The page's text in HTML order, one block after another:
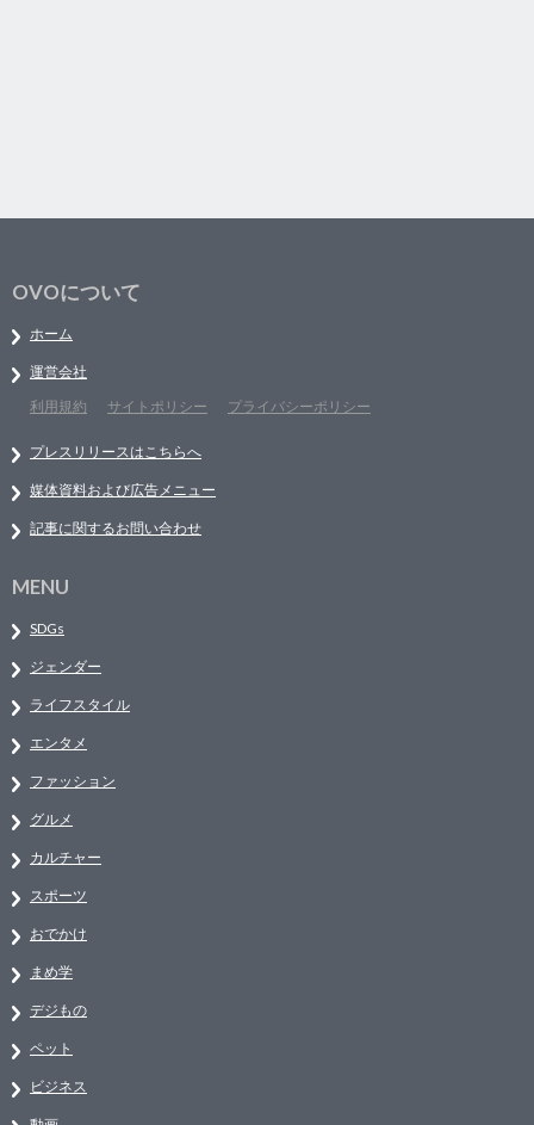
OVOについて
ホーム
運営会社
利用規約
サイトポリシー プライバシーポリシー
プレスリリースはこちらへ
媒体資料および広告メニュー
記事に関するお問い合わせ
MENU
SDGs
ジェンダー
ライフスタイル
エンタメ
ファッション
グルメ
カルチャー
スポーツ
おでかけ
まめ学
デジもの
ペット
ビジネス